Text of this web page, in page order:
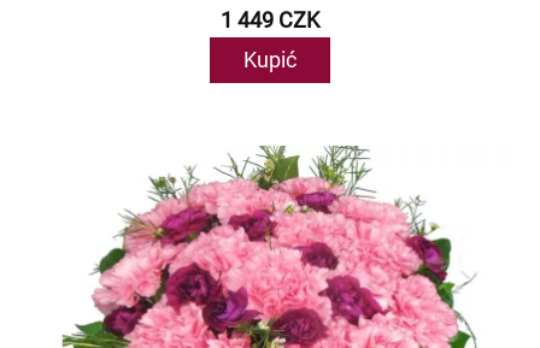
1 449 CZK
Kupić